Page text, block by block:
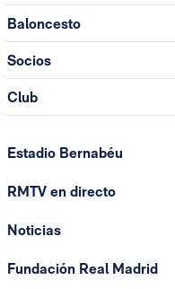
Baloncesto
Socios
Club
Estadio Bernabéu
RMTV en directo
Noticias
Fundación Real Madrid